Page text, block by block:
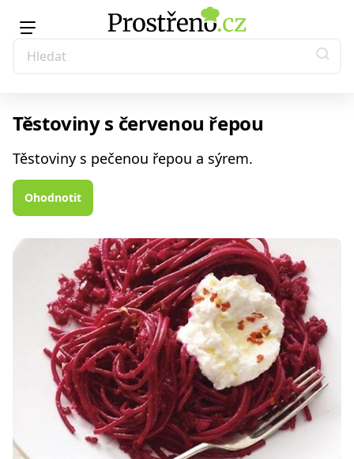
Těstoviny s červenou řepou
Těstoviny s pečenou řepou a sýrem.
Ohodnotit